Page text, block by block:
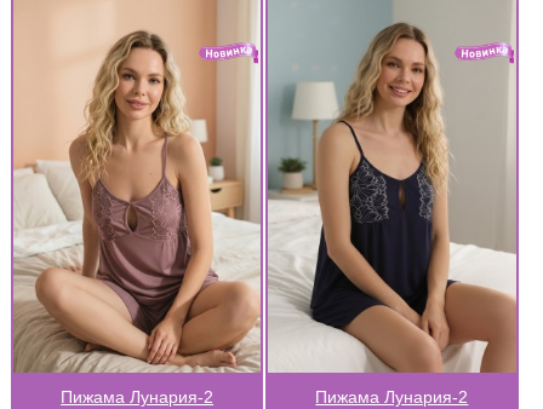
Пижама Лунария-2 Пижама Лунария-2